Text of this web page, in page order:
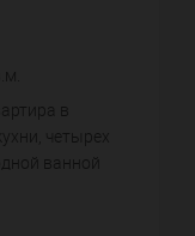
в
четырех
ванной